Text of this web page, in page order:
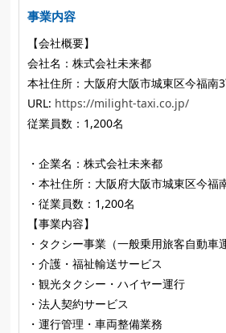
事業内容
【会社概要】
会社名：株式会社未来都
本社住所：大阪府大阪市城東区今福南
URL: https://milight-taxi.co.jp/
従業員数：1,200名
・企業名：株式会社未来都
・本社住所：大阪府大阪市城東区今福
・従業員数：1,200名
【事業内容】
・タクシー事業（一般乗用旅客自動車
・介護・福祉輸送サービス
・観光タクシー・ハイヤー運行
・法人契約サービス
・運行管理・車両整備業務